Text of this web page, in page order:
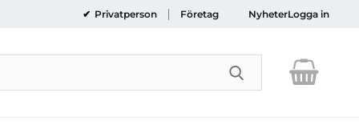
Privatperson Företag NyheterLogga in
Genomför